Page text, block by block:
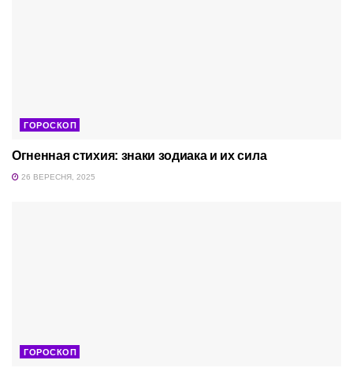
ГОРОСКОП
Огненная стихия: знаки зодиака и их сила
26 ВЕРЕСНЯ, 2025
ГОРОСКОП